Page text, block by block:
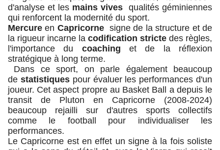
d'analyse et les mains vives qualités géminiennes
qui renforcent la modernité du sport.
Mercure en Capricornesigne de la structure et de
la rigueur incarne la codification stricte des règles,
l'importance du coaching et de la réflexion
stratégique à long terme.
Dans ce sport, on parle également beaucoup
de statistiquespour évaluer les performances d'un
joueur. Cet aspect propre au Basket Ball a depuis le
transit de Pluton en Capricorne (2008-2024)
beaucoup rejailli sur d'autres sports collectifs
comme le football pour individualiser les
performances.
Le Capricorne est en effet un signe à la fois soliste